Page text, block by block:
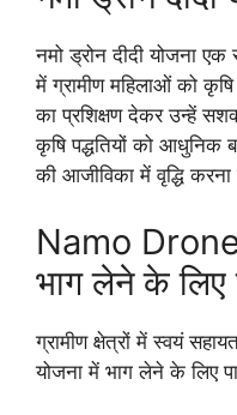
नमो ड्रोन दीदी योजना एक
में ग्रामीण महिलाओं को
का प्रशिक्षण देकर उन्हें
कृषि पद्धतियों को आधुनिक
की आजीविका में वृद्धि करना
Namo
भाग लेने के लिए
ग्रामीण क्षेत्रों में स्वयं
योजना में भाग लेने के लिए